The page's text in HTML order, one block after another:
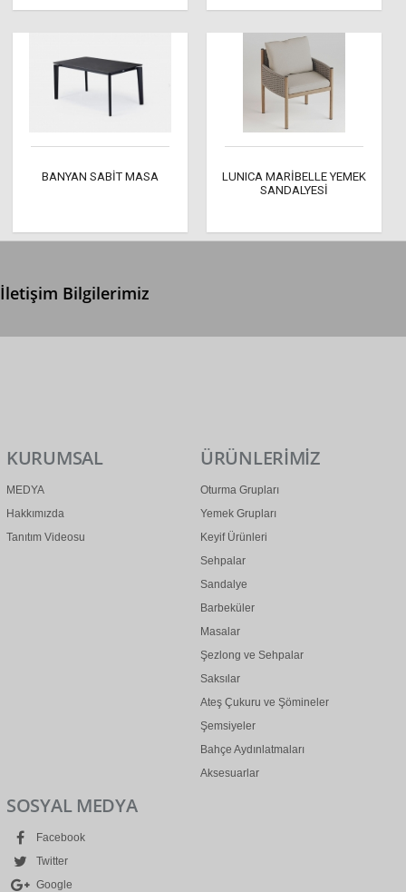
BANYAN SABİT MASA
LUNICA MARİBELLE YEMEK
SANDALYESİ
İletişim Bilgilerimiz
KURUMSAL
MEDYA
Hakkımızda
Tanıtım Videosu
ÜRÜNLERİMİZ
Oturma Grupları
Yemek Grupları
Keyif Ürünleri
Sehpalar
Sandalye
Barbeküler
Masalar
Şezlong ve Sehpalar
Saksılar
Ateş Çukuru ve Şömineler
Şemsiyeler
Bahçe Aydınlatmaları
Aksesuarlar
SOSYAL MEDYA
Facebook
Twitter
Google